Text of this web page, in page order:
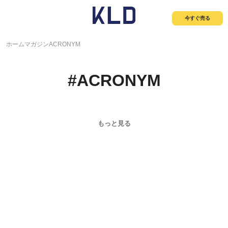
今すぐ売る
ホームマガジンACRONYM
#ACRONYM
もっと見る